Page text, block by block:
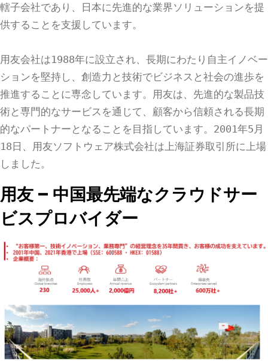
轄子会社であり、日本に先進的な業界ソリューションを提
供することを支援しています。
用友会社は1988年に設立され、長期にわたり自主イノベー
ションを堅持し、創造力と技術でビジネスと社会の進歩を
推進することに専念しています。用友は、先進的な製品技
術と専門的なサービスを通じて、顧客から信頼される長期
的なパートナーとなることを目指しています。2001年5月
18日、用友ソフトウェア株式会社は上海証券取引所に上場
しました。
用友 – 中国最先端なクラウドサー
ビスプロバイダー